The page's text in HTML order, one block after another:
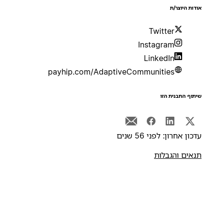
היוצר/ת
Twitter
Instagram
LinkedIn
payhip.com/AdaptiveCommunities
התבנית הזו
אחרון: לפני 56 שנים
והגבלות